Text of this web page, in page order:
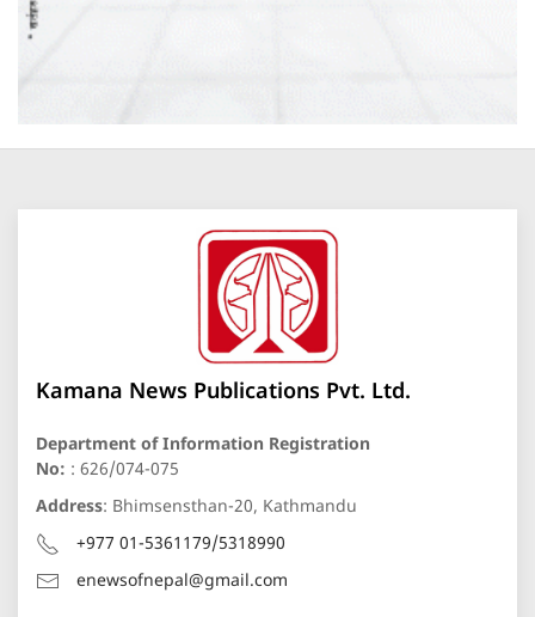
Kamana News Publications Pvt. Ltd.
Department of Information Registration
No: : 626/074-075
Address: Bhimsensthan-20, Kathmandu
+977 01-5361179/5318990
enewsofnepal@gmail.com